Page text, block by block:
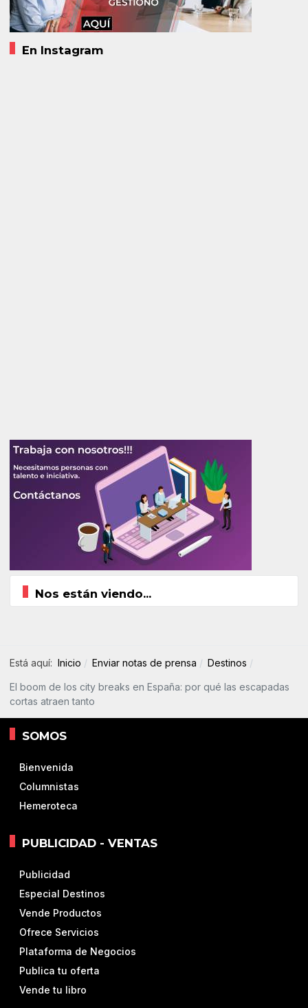
En Instagram
Nos están viendo...
Está aquí: Inicio Enviar notas de prensa Destinos
El boom de los city breaks en España: por qué las escapadas
cortas atraen tanto
SOMOS
Bienvenida
Columnistas
Hemeroteca
PUBLICIDAD - VENTAS
Publicidad
Especial Destinos
Vende Productos
Ofrece Servicios
Plataforma de Negocios
Publica tu oferta
Vende tu libro